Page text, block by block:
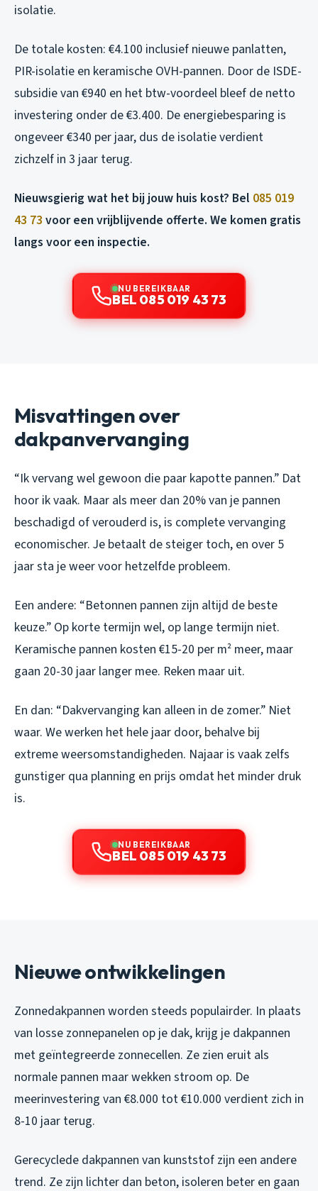
isolatie.
De totale kosten: €4.100 inclusief nieuwe panlatten,
PIR-isolatie en keramische OVH-pannen. Door de ISDE-
subsidie van €940 en het btw-voordeel bleef de netto
investering onder de €3.400. De energiebesparing is
ongeveer €340 per jaar, dus de isolatie verdient
zichzelf in 3 jaar terug.
Nieuwsgierig wat het bij jouw huis kost? Bel 085 019
43 73 voor een vrijblijvende offerte. We komen gratis
langs voor een inspectie.
NU BEREIKBAAR
BEL 085 019 43 73
Misvattingen over
dakpanvervanging
“Ik vervang wel gewoon die paar kapotte pannen.” Dat
hoor ik vaak. Maar als meer dan 20% van je pannen
beschadigd of verouderd is, is complete vervanging
economischer. Je betaalt de steiger toch, en over 5
jaar sta je weer voor hetzelfde probleem.
Een andere: “Betonnen pannen zijn altijd de beste
keuze.” Op korte termijn wel, op lange termijn niet.
Keramische pannen kosten €15-20 per m² meer, maar
gaan 20-30 jaar langer mee. Reken maar uit.
En dan: “Dakvervanging kan alleen in de zomer.” Niet
waar. We werken het hele jaar door, behalve bij
extreme weersomstandigheden. Najaar is vaak zelfs
gunstiger qua planning en prijs omdat het minder druk
is.
NU BEREIKBAAR
BEL 085 019 43 73
Nieuwe ontwikkelingen
Zonnedakpannen worden steeds populairder. In plaats
van losse zonnepanelen op je dak, krijg je dakpannen
met geïntegreerde zonnecellen. Ze zien eruit als
normale pannen maar wekken stroom op. De
meerinvestering van €8.000 tot €10.000 verdient zich in
8-10 jaar terug.
Gerecyclede dakpannen van kunststof zijn een andere
trend. Ze zijn lichter dan beton, isoleren beter en gaan